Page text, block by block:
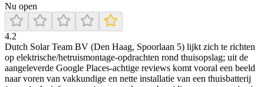
Nu open
4.2
Dutch Solar Team BV (Den Haag, Spoorlaan 5) lijkt zich te richten
op elektrische/hetruismontage-opdrachten rond thuisopslag; uit de
aangeleverde Google Places-achtige reviews komt vooral een beeld
naar voren van vakkundige en nette installatie van een thuisbatterij